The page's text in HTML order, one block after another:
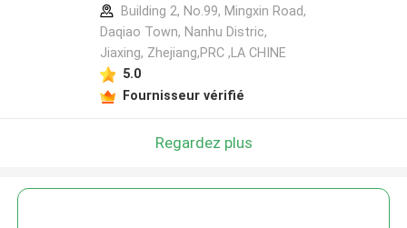
Building 2, No.99, Mingxin Road,
Daqiao Town, Nanhu Distric,
Jiaxing, Zhejiang,PRC ,LA CHINE
5.0
Fournisseur vérifié
Regardez plus